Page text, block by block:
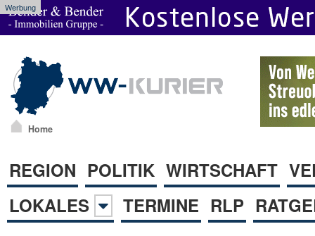
Werbung
Home
REGION POLITIK WIRTSCHAFT
LOKALES
TERMINE RLP